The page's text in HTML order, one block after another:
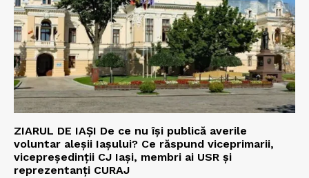
ZIARUL DE IAȘI De ce nu își publică averile
voluntar aleșii Iașului? Ce răspund viceprimarii,
vicepreședinții CJ Iași, membri ai USR și
reprezentanți CURAJ